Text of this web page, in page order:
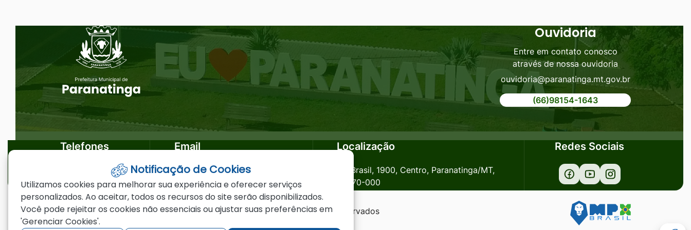
para
rodapé
[alt+4]
Seção do Rodapé e Ouvidoria/
Ouvidoria
Entre em contato conosco
através de nossa ouvidoria
ouvidoria@paranatinga.mt.gov.br
(66)98154-1643
Telefones
(66)3573-4200
Email
ouvidoria@paranatinga.mt.gov.br
Localização
Av. Brasil, 1900, Centro, Paranatinga/MT,
78870-000
Redes Sociais
Acessar
a
Rede
Social
Acessar
a
Rede
Social
Acessar
a
Rede
Social
©2026 - Prefeitura Municipal de Paranatinga - MT - Todos os direitos reservados
Notificação de Cookies
Utilizamos cookies para melhorar sua experiência e oferecer serviços
personalizados. Ao aceitar, todos os recursos do site serão disponibilizados.
Você pode rejeitar os cookies não essenciais ou ajustar suas preferências em
'Gerenciar Cookies'.